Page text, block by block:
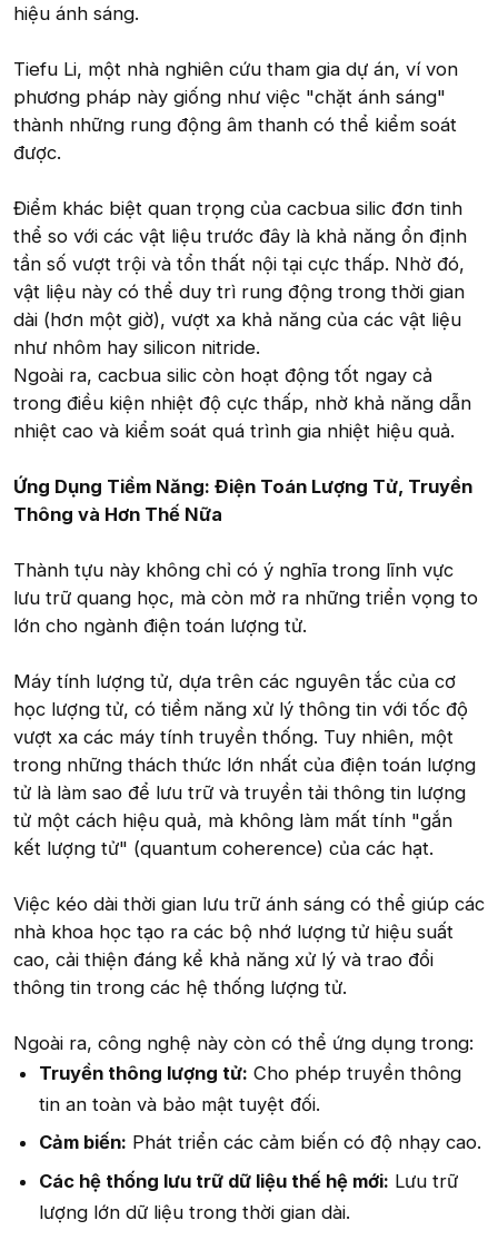
hiệu ánh sáng.
Tiefu Li, một nhà nghiên cứu tham gia dự án, ví von
phương pháp này giống như việc "chặt ánh sáng"
thành những rung động âm thanh có thể kiểm soát
được.
Điểm khác biệt quan trọng của cacbua silic đơn tinh
thể so với các vật liệu trước đây là khả năng ổn định
tần số vượt trội và tổn thất nội tại cực thấp. Nhờ đó,
vật liệu này có thể duy trì rung động trong thời gian
dài (hơn một giờ), vượt xa khả năng của các vật liệu
như nhôm hay silicon nitride.
Ngoài ra, cacbua silic còn hoạt động tốt ngay cả
trong điều kiện nhiệt độ cực thấp, nhờ khả năng dẫn
nhiệt cao và kiểm soát quá trình gia nhiệt hiệu quả.
Ứng Dụng Tiềm Năng: Điện Toán Lượng Tử, Truyền
Thông và Hơn Thế Nữa
Thành tựu này không chỉ có ý nghĩa trong lĩnh vực
lưu trữ quang học, mà còn mở ra những triển vọng to
lớn cho ngành điện toán lượng tử.
Máy tính lượng tử, dựa trên các nguyên tắc của cơ
học lượng tử, có tiềm năng xử lý thông tin với tốc độ
vượt xa các máy tính truyền thống. Tuy nhiên, một
trong những thách thức lớn nhất của điện toán lượng
tử là làm sao để lưu trữ và truyền tải thông tin lượng
tử một cách hiệu quả, mà không làm mất tính "gắn
kết lượng tử" (quantum coherence) của các hạt.
Việc kéo dài thời gian lưu trữ ánh sáng có thể giúp các
nhà khoa học tạo ra các bộ nhớ lượng tử hiệu suất
cao, cải thiện đáng kể khả năng xử lý và trao đổi
thông tin trong các hệ thống lượng tử.
Ngoài ra, công nghệ này còn có thể ứng dụng trong:
Truyền thông lượng tử: Cho phép truyền thông
tin an toàn và bảo mật tuyệt đối.
Cảm biến: Phát triển các cảm biến có độ nhạy cao.
Các hệ thống lưu trữ dữ liệu thế hệ mới: Lưu trữ
lượng lớn dữ liệu trong thời gian dài.